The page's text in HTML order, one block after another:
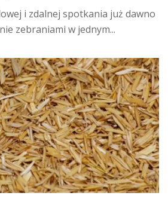
i zdalnej spotkania już dawno
zebraniami w jednym...